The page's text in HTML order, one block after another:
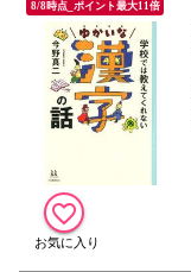
8/8時点_ポイント最大11倍